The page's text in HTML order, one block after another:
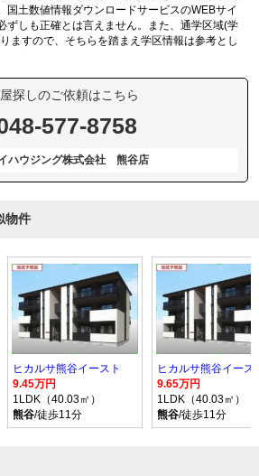
国土数値情報ダウンロードサービスのWEBサイ
ずしも正確とは言えません。また、通学区域(学
ますので、そちらを踏まえ学区情報は参考とし
探しのご依頼はこちら
577-8758
ハウジング株式会社 熊谷店
物件
ヒカルサ熊谷イースト
9.45万円
1LDK（40.03㎡）
熊谷/徒歩11分
ヒカルサ熊谷イース
9.65万円
1LDK（40.03㎡）
熊谷/徒歩11分